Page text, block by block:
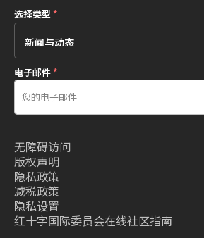
选择类型 *
电子邮件*
无障碍访问
版权声明
隐私政策
减税政策
隐私设置
红十字国际委员会在线社区指南